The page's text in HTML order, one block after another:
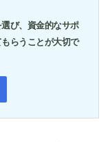
び、資金的なサポ
らうことが大切で